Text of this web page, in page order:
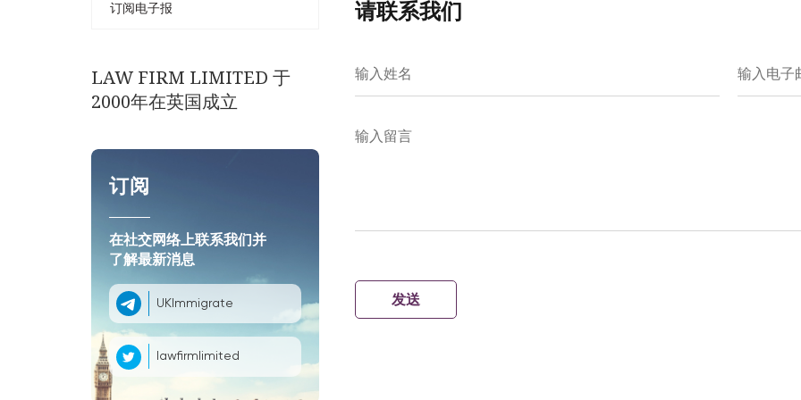
订阅电子报
LAW FIRM LIMITED 于
2000年在英国成立
订阅
在社交网络上联系我们并
了解最新消息
UKImmigrate
lawfirmlimited
请联系我们
输入姓名 输入电子
输入留言
发送